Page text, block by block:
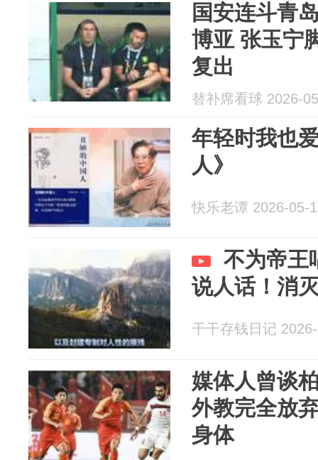
国安连斗青
博亚 张玉宁
复出
替补席看球 2026-
年轻时我也
人》
快乐老谭 2026-05-
不为帝王
说人话！消
干干存钱日记
媒体人曾谈
外教完全放
身体